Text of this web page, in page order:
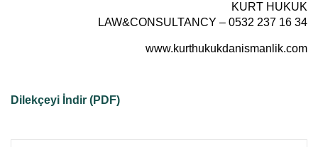
KURT HUKUK
LAW&CONSULTANCY – 0532 237 16 34
www.kurthukukdanismanlik.com
Dilekçeyi İndir (PDF)